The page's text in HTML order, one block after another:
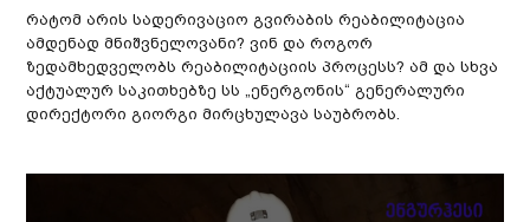
რატომ არის სადერივაციო გვირაბის რეაბილიტაცია
ამდენად მნიშვნელოვანი? ვინ და როგორ
ზედამხედველობს რეაბილიტაციის პროცესს? ამ და სხვა
აქტუალურ საკითხებზე სს „ენერგონის“ გენერალური
დირექტორი გიორგი მირცხულავა საუბრობს.